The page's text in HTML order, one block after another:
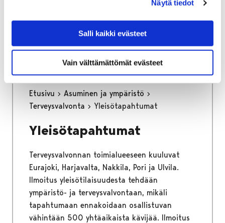
Näytä tiedot
Salli kaikki evästeet
Vain välttämättömät evästeet
liikenneverkkosuunnitelman loppuraportin
Etusivu
Asuminen ja ympäristö
Terveysvalvonta
Yleisötapahtumat
Yleisötapahtumat
Terveysvalvonnan toimialueeseen kuuluvat
Eurajoki, Harjavalta, Nakkila, Pori ja Ulvila.
Ilmoitus yleisötilaisuudesta tehdään
ympäristö- ja terveysvalvontaan, mikäli
tapahtumaan ennakoidaan osallistuvan
vähintään 500 yhtäaikaista kävijää. Ilmoitus